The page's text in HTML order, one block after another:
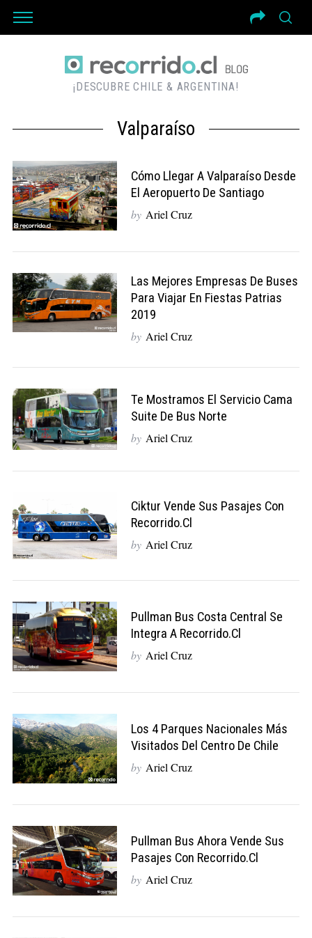
¡DESCUBRE CHILE & ARGENTINA!
Valparaíso
Cómo Llegar A Valparaíso Desde
El Aeropuerto De Santiago
by Ariel Cruz
Las Mejores Empresas De Buses
Para Viajar En Fiestas Patrias
2019
by Ariel Cruz
Te Mostramos El Servicio Cama
Suite De Bus Norte
by Ariel Cruz
Ciktur Vende Sus Pasajes Con
Recorrido.cl
by Ariel Cruz
Pullman Bus Costa Central Se
Integra A Recorrido.cl
by Ariel Cruz
Los 4 Parques Nacionales Más
Visitados Del Centro De Chile
by Ariel Cruz
Pullman Bus Ahora Vende Sus
Pasajes Con Recorrido.cl
by Ariel Cruz